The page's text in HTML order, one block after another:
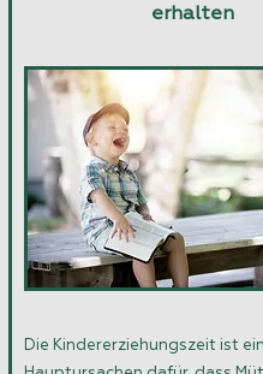
erhalten
Die Kindererziehungszeit ist